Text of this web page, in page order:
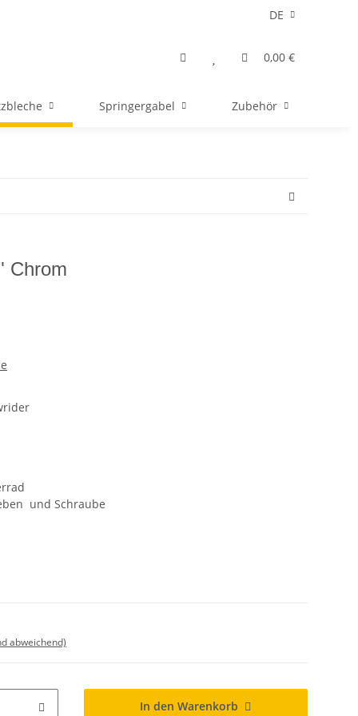
DE
0,00 €
Springergabel Zubehör
Chrom
und Schraube
abweichend)
In den Warenkorb